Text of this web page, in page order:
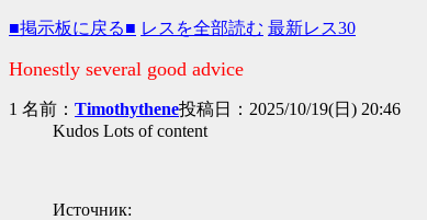
■掲示板に戻る■ レスを全部読む 最新レス30
Honestly several good advice
1 名前： Timothythene投稿日：2025/10/19(日) 20:46
Kudos Lots of content
Источник: